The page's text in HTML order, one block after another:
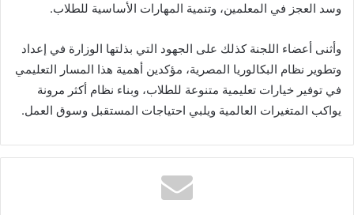
وسد العجز في المعلمين، وتنمية المهارات الأساسية للطلاب.
وأثنى أعضاء اللجنة كذلك على الجهود التي بذلتها الوزارة في إعداد
وتطوير نظام البكالوريا المصرية، مؤكدين أهمية هذا المسار التعليمي
في توفير خيارات تعليمية متنوعة للطلاب، وبناء نظام أكثر مرونة
يواكب المتغيرات العالمية ويلبي احتياجات المستقبل وسوق العمل.